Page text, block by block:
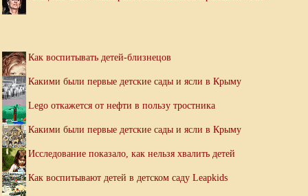
Как воспитывать детей-близнецов
Какими были первые детские сады и ясли в Крыму
Lego откажется от нефти в пользу тростника
Какими были первые детские сады и ясли в Крыму
Исследование показало, как нельзя хвалить детей
Как воспитывают детей в детском саду Leapkids